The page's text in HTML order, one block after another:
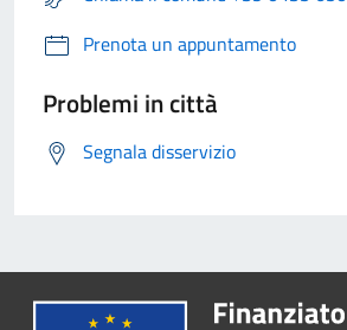
Prenota un appuntamento
Problemi in città
Segnala disservizio